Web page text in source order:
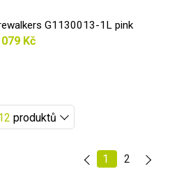
G1130013-1L pink
Kč
produktů
1 2